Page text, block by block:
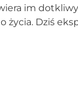
im
życia. Dziś